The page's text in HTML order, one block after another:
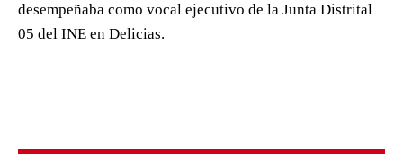
desempeñaba como vocal ejecutivo de la Junta Distrital
05 del INE en Delicias.